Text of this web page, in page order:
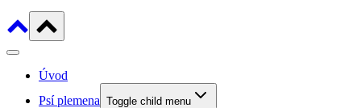
Úvod
Psí plemena Toggle child menu